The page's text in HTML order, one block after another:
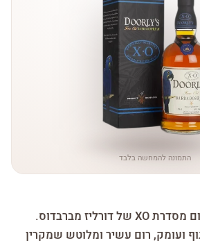
התמונה להמחשה בלבד
רום דורליז XO — רום מסדרת XO של דורליז מברבדוס.
ועומק, רום עשיר ומלוטש שמקרין